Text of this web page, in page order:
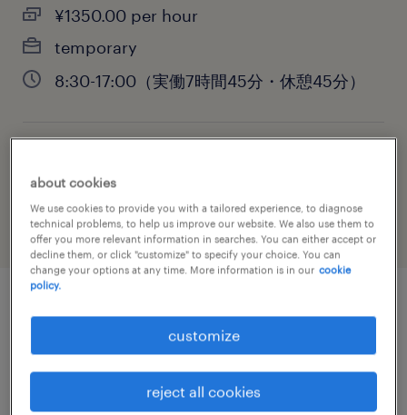
¥1350.00 per hour
temporary
8:30-17:00（実働7時間45分・休憩45分）
engineering
job details
職種
組立・部品加工
about cookies
We use cookies to provide you with a tailored experience, to diagnose
technical problems, to help us improve our website. We also use them to
offer you more relevant information in searches. You can either accept or
decline them, or click "customize" to specify your choice. You can
change your options at any time. More information is in our cookie
policy.
customize
reject all cookies